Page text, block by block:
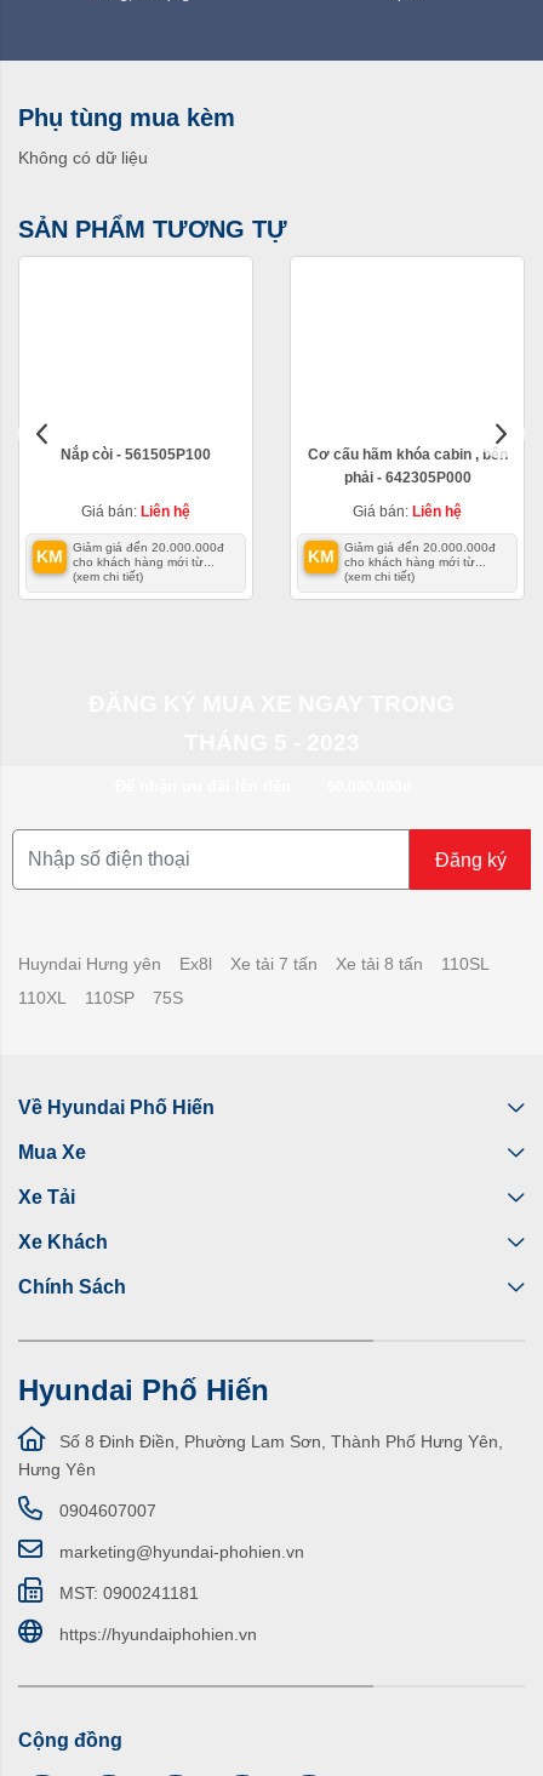
Phụ tùng mua kèm
Không có dữ liệu
SẢN PHẨM TƯƠNG TỰ
Nắp còi - 561505P100
Giá bán: Liên hệ
KM
Giảm giá đến 20.000.000đ
cho khách hàng mới từ...
(xem chi tiết)
Cơ cấu hãm khóa cabin , bên
phải - 642305P000
Giá bán: Liên hệ
KM
Giảm giá đến 20.000.000đ
cho khách hàng mới từ...
(xem chi tiết)
Đăng ký
Huyndai Hưng yên Ex8l Xe tải 7 tấn Xe tải 8 tấn
110SL
110XL
110SP 75S
Về Hyundai Phố Hiến
Mua Xe
Xe Tải
Xe Khách
Chính Sách
Hyundai Phố Hiến
Số 8 Đinh Điền, Phường Lam Sơn, Thành Phố Hưng Yên,
Hưng Yên
0904607007
marketing@hyundai-phohien.vn
MST: 0900241181
https://hyundaiphohien.vn
Cộng đồng